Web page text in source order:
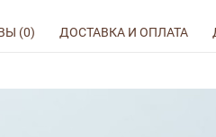
(0) ДОСТАВКА И ОПЛАТА